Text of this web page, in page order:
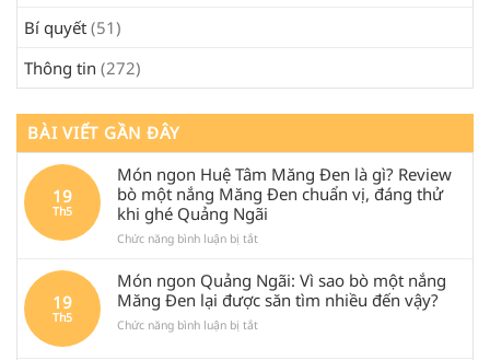
Bí quyết (51)
Thông tin (272)
BÀI VIẾT GẦN ĐÂY
19
Th5
Món ngon Huệ Tâm Măng Đen là gì? Review
bò một nắng Măng Đen chuẩn vị, đáng thử
khi ghé Quảng Ngãi
Chức năng bình luận bị tắtở
ngon
Huệ
Tâm
Măng
19
Th5
Món ngon Quảng Ngãi: Vì sao bò một nắng
Măng Đen lại được săn tìm nhiều đến vậy?
Chức năng bình luận bị tắtở